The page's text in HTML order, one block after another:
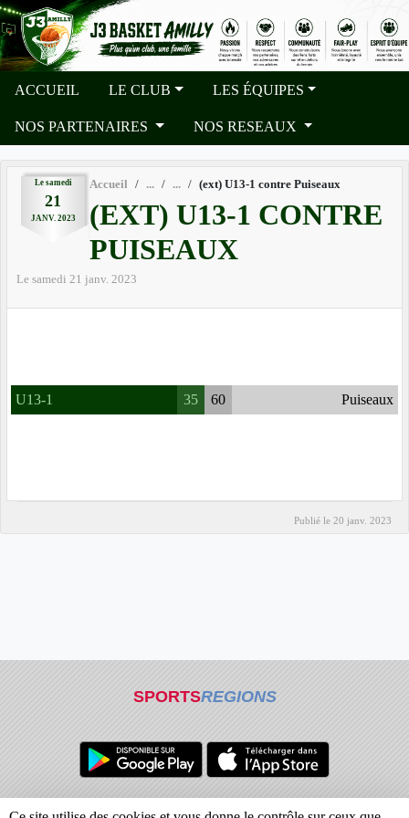
ACCUEIL LE CLUB LES ÉQUIPES
NOS PARTENAIRES NOS RESEAUX
Le samedi
21
JANV. 2023
Accueil (ext) U13-1 contre Puiseaux
(EXT) U13-1 CONTRE
PUISEAUX
Le samedi 21 janv. 2023
U13-1 35 60 Puiseaux
Publié le 20 janv. 2023
SPORTSREGIONS
Charte cookies
Gestion des cookies
Panneau de gestion des cookies